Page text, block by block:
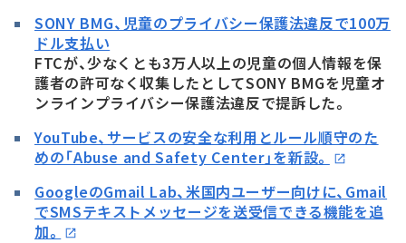
SONY BMG、児童のプライバシー保護法違反で100万
ドル支払い
FTCが、少なくとも3万人以上の児童の個人情報を保
護者の許可なく収集したとしてSONY BMGを児童オ
ンラインプライバシー保護法違反で提訴した。
YouTube、サービスの安全な利用とルール順守のた
めの「Abuse and Safety Center」を新設。
GoogleのGmail Lab、米国内ユーザー向けに、Gmail
でSMSテキストメッセージを送受信できる機能を追
加。